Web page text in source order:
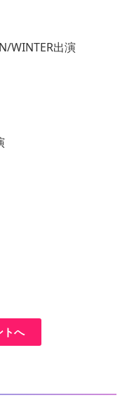
WINTER出演
トへ